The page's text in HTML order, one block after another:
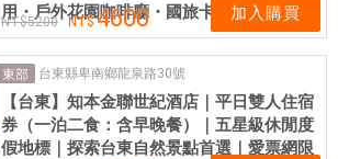
用・戶外花園咖啡廳・國旅卡旅宿額度首選
5200 4600 加入購買
東部 台東縣卑南鄉龍泉路30號
【台東】知本金聯世紀酒店｜平日雙人住宿
券（一泊二食：含早晚餐）｜五星級休閒度
假地標｜探索台東自然景點首選｜愛票網限